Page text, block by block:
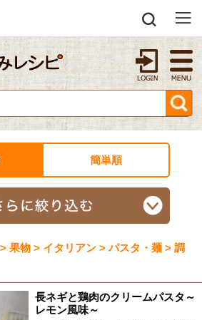
簡単順
果物 > イタリアン > パスタ・麺 > 調
長ネギと鶏肉のクリームパスタ～
レモン風味～